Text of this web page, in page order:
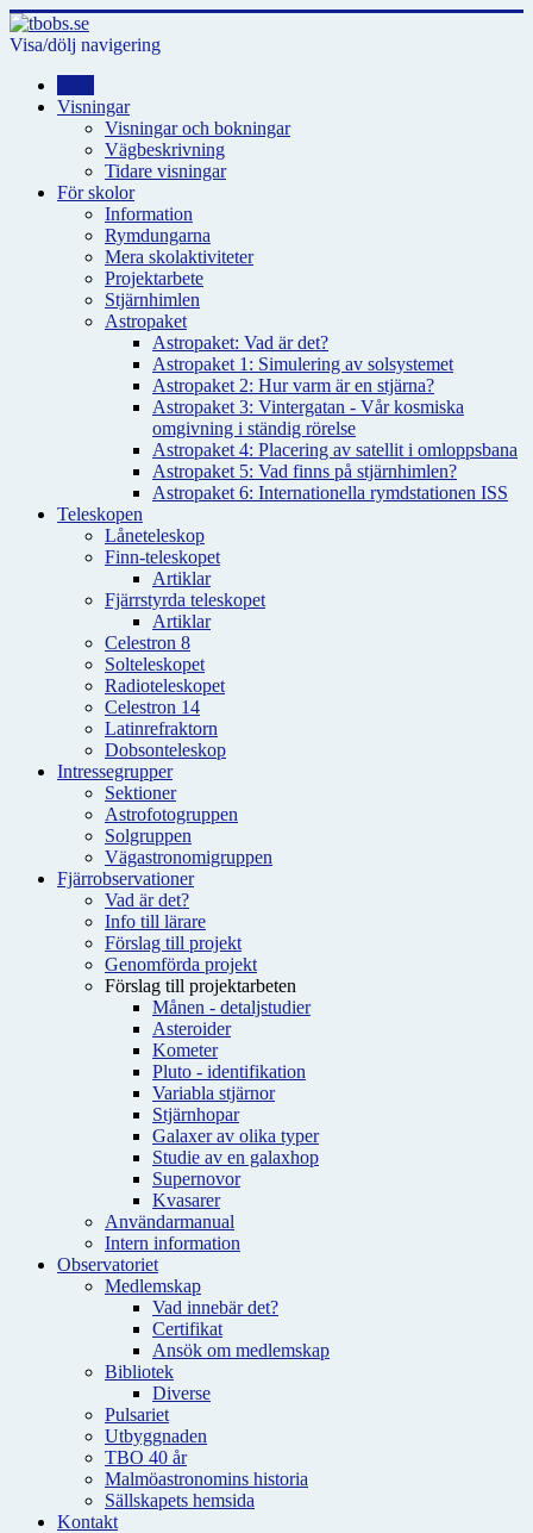
Visa/dölj navigering
Visningar
Visningar och bokningar
Vägbeskrivning
Tidare visningar
För skolor
Information
Rymdungarna
Mera skolaktiviteter
Projektarbete
Stjärnhimlen
Astropaket
Astropaket: Vad är det?
Astropaket 1: Simulering av solsystemet
Astropaket 2: Hur varm är en stjärna?
Astropaket 3: Vintergatan - Vår kosmiska
omgivning i ständig rörelse
Astropaket 4: Placering av satellit i omloppsbana
Astropaket 5: Vad finns på stjärnhimlen?
Astropaket 6: Internationella rymdstationen ISS
Teleskopen
Låneteleskop
Finn-teleskopet
Artiklar
Fjärrstyrda teleskopet
Artiklar
Celestron 8
Solteleskopet
Radioteleskopet
Celestron 14
Latinrefraktorn
Dobsonteleskop
Intressegrupper
Sektioner
Astrofotogruppen
Solgruppen
Vägastronomigruppen
Fjärrobservationer
Vad är det?
Info till lärare
Förslag till projekt
Genomförda projekt
Förslag till projektarbeten
Månen - detaljstudier
Asteroider
Kometer
Pluto - identifikation
Variabla stjärnor
Stjärnhopar
Galaxer av olika typer
Studie av en galaxhop
Supernovor
Kvasarer
Användarmanual
Intern information
Observatoriet
Medlemskap
Vad innebär det?
Certifikat
Ansök om medlemskap
Bibliotek
Diverse
Pulsariet
Utbyggnaden
TBO 40 år
Malmöastronomins historia
Sällskapets hemsida
Kontakt